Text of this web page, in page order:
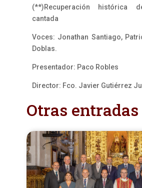
(**)Recuperación histórica
cantada
Voces: Jonathan Santiago,
Doblas.
Presentador: Paco Robles
Director: Fco. Javier Gutiérrez
Otras entradas